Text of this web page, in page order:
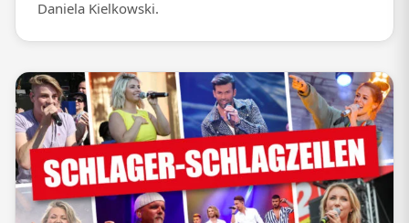
Daniela Kielkowski.